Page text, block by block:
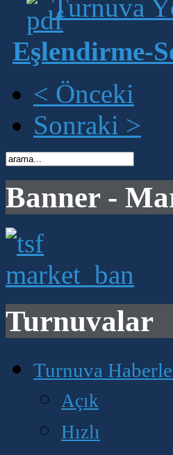
Turnuva
Eşlendirme-
< Önceki
Sonraki >
Banner -
Turnuvalar
Turnuva
Açık
Hızlı